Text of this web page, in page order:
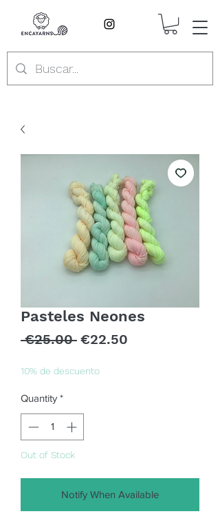
Pasteles Neones
€25.00 Regular
€22.50
10% de descuento
Quantity *
Out of Stock
Notify When Available